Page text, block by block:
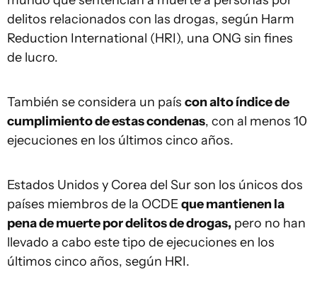
delitos relacionados con las drogas, según Harm
Reduction International (HRI), una ONG sin fines
de lucro.
También se considera un país con alto índice de
cumplimiento de estas condenas, con al menos 10
ejecuciones en los últimos cinco años.
Estados Unidos y Corea del Sur son los únicos dos
países miembros de la OCDEque mantienen la
pena de muerte por delitos de drogas, pero no han
llevado a cabo este tipo de ejecuciones en los
últimos cinco años, según HRI.